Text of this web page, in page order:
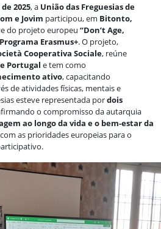
2025, a União das Freguesias de
e Jovim participou, em Bitonto,
do projeto europeu “Don’t Age,
Programa Erasmus+. O projeto,
Cooperativa Sociale, reúne
Portugal e tem como
ativo, capacitando
de atividades físicas, mentais e
esteve representada pordois
o compromisso da autarquia
ao longo da vida e o bem-estar da
as prioridades europeias para o